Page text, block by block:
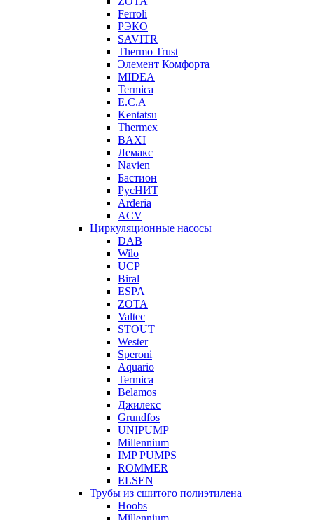
Ferroli
РЭКО
SAVITR
Thermo Trust
Элемент Комфорта
MIDEA
Termica
E.C.A
Kentatsu
Thermex
BAXI
Лемакс
Navien
Бастион
РусНИТ
Arderia
ACV
Циркуляционные насосы
DAB
Wilo
UCP
Biral
ESPA
ZOTA
Valtec
STOUT
Wester
Speroni
Aquario
Termica
Belamos
Джилекс
Grundfos
UNIPUMP
Millennium
IMP PUMPS
ROMMER
ELSEN
Трубы из сшитого полиэтилена
Hoobs